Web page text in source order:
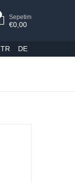
Sepetim
€0,00
TR DE
Kapat
Kapat